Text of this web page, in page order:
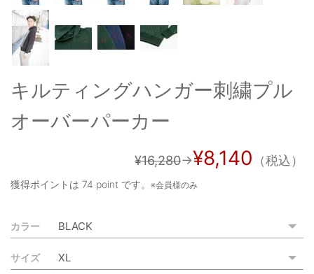
OUTERS : アウター
OUTLET : アウトレット
MENS : メンズ
LADIES : レディース
新規会員登録
ご利用ガイド
キルティングハンガー刺繍プル
オーバーパーカー
¥16,280→¥8,140 （税込）
獲得ポイントは 74 point です。 ※会員様のみ
カラー
サイズ